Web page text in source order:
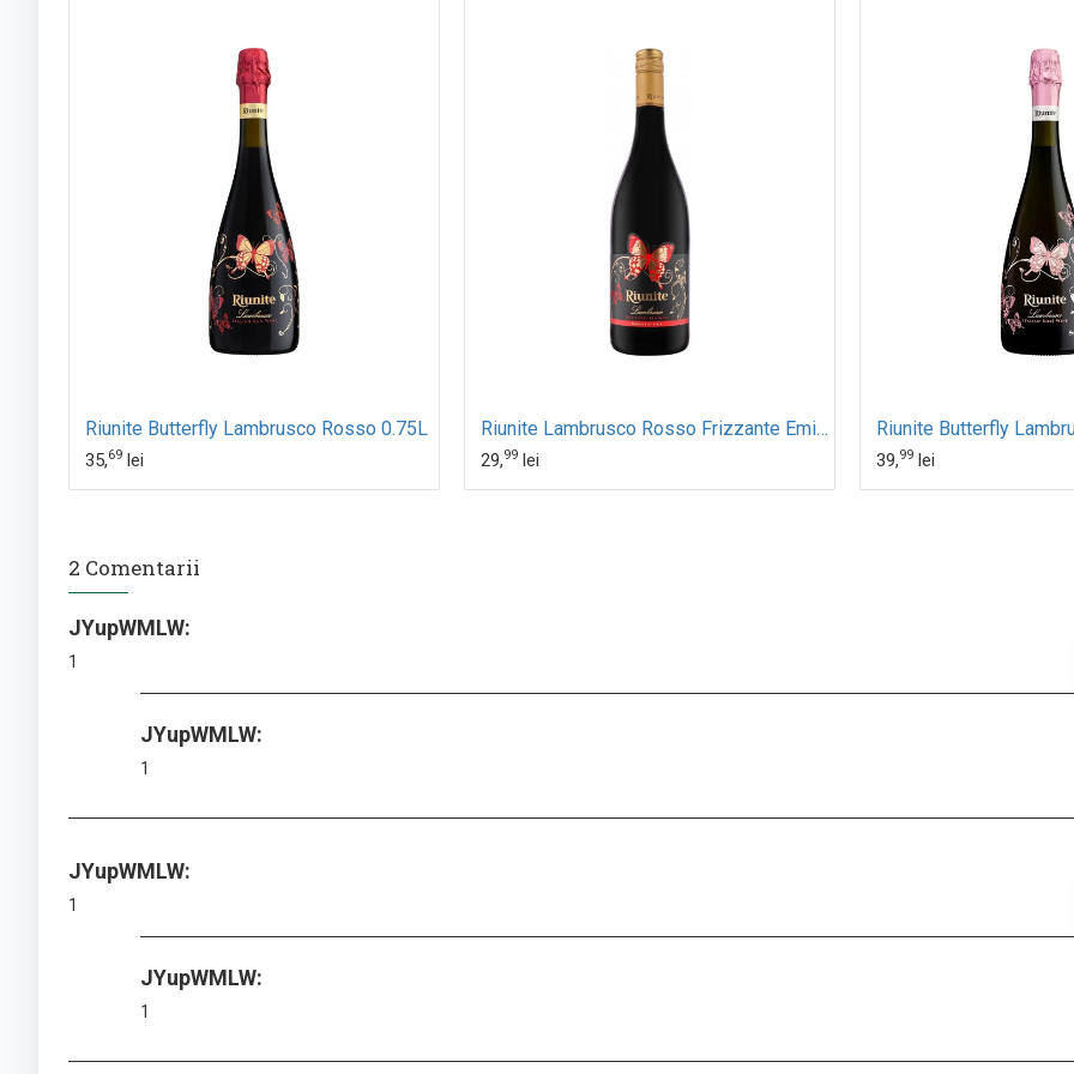
Riunite Butterfly Lambrusco Rosso 0.75L
35,69 lei
Riunite Lambrusco Rosso Frizzante Emilia IGT 0.75L
29,99 lei
Riunite Butterfly
39,99 lei
2 Comentarii
JYupWMLW:
1
JYupWMLW:
1
JYupWMLW:
1
JYupWMLW:
1